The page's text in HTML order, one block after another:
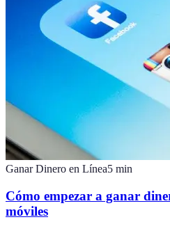
Ganar Dinero en Línea5 min
Cómo empezar a ganar
móviles